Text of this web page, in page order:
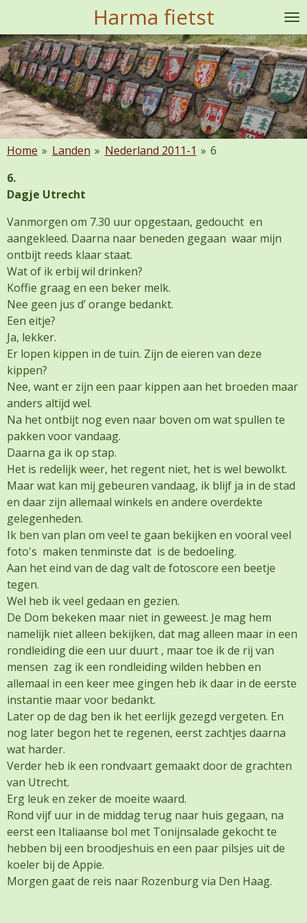
naar
de
hoofdinhoud
Harma fietst
Home » Landen » Nederland 2011-1 » 6
6.
Dagje Utrecht
Vanmorgen om 7.30 uur opgestaan, gedoucht en
aangekleed. Daarna naar beneden gegaan waar mijn
ontbijt reeds klaar staat.
Wat of ik erbij wil drinken?
Koffie graag en een beker melk.
Nee geen jus d’ orange bedankt.
Een eitje?
Ja, lekker.
Er lopen kippen in de tuin. Zijn de eieren van deze
kippen?
Nee, want er zijn een paar kippen aan het broeden maar
anders altijd wel.
Na het ontbijt nog even naar boven om wat spullen te
pakken voor vandaag.
Daarna ga ik op stap.
Het is redelijk weer, het regent niet, het is wel bewolkt.
Maar wat kan mij gebeuren vandaag, ik blijf ja in de stad
en daar zijn allemaal winkels en andere overdekte
gelegenheden.
Ik ben van plan om veel te gaan bekijken en vooral veel
foto's maken tenminste dat is de bedoeling.
Aan het eind van de dag valt de fotoscore een beetje
tegen.
Wel heb ik veel gedaan en gezien.
De Dom bekeken maar niet in geweest. Je mag hem
namelijk niet alleen bekijken, dat mag alleen maar in een
rondleiding die een uur duurt , maar toe ik de rij van
mensen zag ik een rondleiding wilden hebben en
allemaal in een keer mee gingen heb ik daar in de eerste
instantie maar voor bedankt.
Later op de dag ben ik het eerlijk gezegd vergeten. En
nog later begon het te regenen, eerst zachtjes daarna
wat harder.
Verder heb ik een rondvaart gemaakt door de grachten
van Utrecht.
Erg leuk en zeker de moeite waard.
Rond vijf uur in de middag terug naar huis gegaan, na
eerst een Italiaanse bol met Tonijnsalade gekocht te
hebben bij een broodjeshuis en een paar pilsjes uit de
koeler bij de Appie.
Morgen gaat de reis naar Rozenburg via Den Haag.